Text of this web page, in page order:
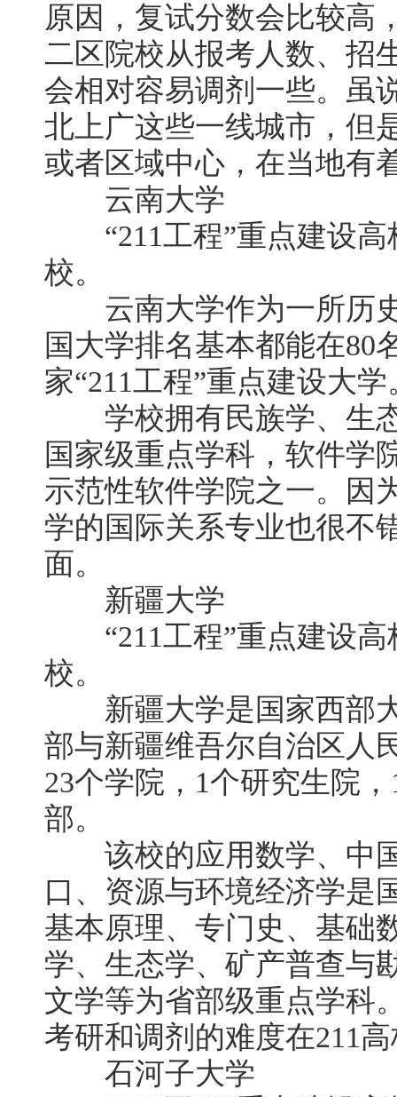
原因，复试分数会比较高
二区院校从报考人数、招
会相对容易调剂一些。虽
北上广这些一线城市，但
或者区域中心，在当地有
云南大学
“211工程”重点建设高
校。
云南大学作为一所历史
国大学排名基本都能在80
家“211工程”重点建设大学
学校拥有民族学、生态
国家级重点学科，软件学
示范性软件学院之一。因
学的国际关系专业也很不
面。
新疆大学
“211工程”重点建设高
校。
新疆大学是国家西部大
部与新疆维吾尔自治区人
23个学院，1个研究生院
部。
该校的应用数学、中
口、资源与环境经济学是
基本原理、专门史、基础
学、生态学、矿产普查与
文学等为省部级重点学科
考研和调剂的难度在211
石河子大学